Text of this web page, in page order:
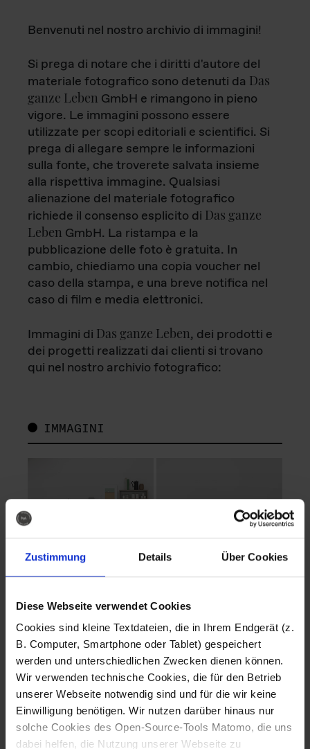
Zustimmung Details Über Cookies
Diese Webseite verwendet Cookies
Cookies sind kleine Textdateien, die in Ihrem Endgerät (z.
B. Computer, Smartphone oder Tablet) gespeichert
werden und unterschiedlichen Zwecken dienen können.
Wir verwenden technische Cookies, die für den Betrieb
unserer Webseite notwendig sind und für die wir keine
Einwilligung benötigen. Wir nutzen darüber hinaus nur
solche Cookies des Open-Source-Tools Matomo, die uns
dabei helfen, die Nutzung unserer Webseite zu
Benvenuti nel nostro archivio di immagini!
Si prega di notare che i diritti d'autore del
materiale fotografico sono detenuti da Das
ganze Leben GmbH e rimangono in pieno
vigore. Le immagini possono essere
utilizzate per scopi editoriali e scientifici. Si
prega di allegare sempre le informazioni
sulla fonte, che troverete salvata insieme
alla rispettiva immagine. Qualsiasi
alienazione del materiale fotografico
richiede il consenso esplicito di Das ganze
Leben GmbH. La ristampa e la
pubblicazione delle foto è gratuita. In
cambio, chiediamo una copia voucher nel
caso della stampa, e una breve notifica nel
caso di film e media elettronici.
Immagini di Das ganze Leben, dei prodotti e
dei progetti realizzati dai clienti si trovano
qui nel nostro archivio fotografico:
IMMAGINI
Fotografo: Lorenz
Sternbach
Download
Fotografo: Lorenz
Sternbach
Download